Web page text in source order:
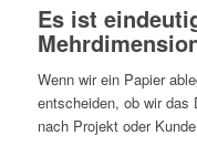
Es ist
Wenn wir ein Papier
entscheiden, ob wir das
nach Projekt oder